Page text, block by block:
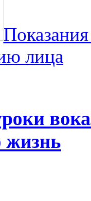
лица
жизнь